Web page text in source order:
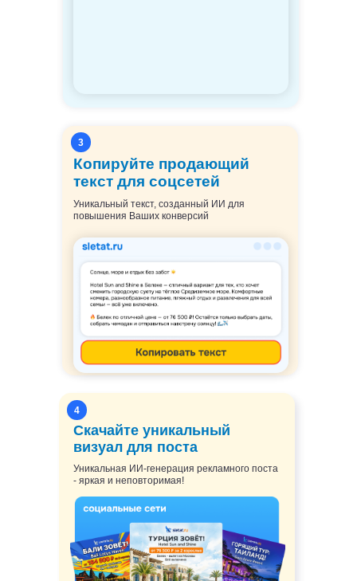
Копируйте продающий
текст для соцсетей
Уникальный текст, созданный ИИ для
повышения Ваших конверсий
3
Скачайте уникальный
визуал для поста
Уникальная ИИ-генерация рекламного поста
- яркая и неповторимая!
4